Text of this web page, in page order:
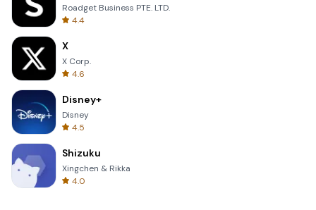
Roadget Business PTE. LTD.
4.4
X
X Corp.
4.6
Disney+
Disney
4.5
Shizuku
Xingchen & Rikka
4.0